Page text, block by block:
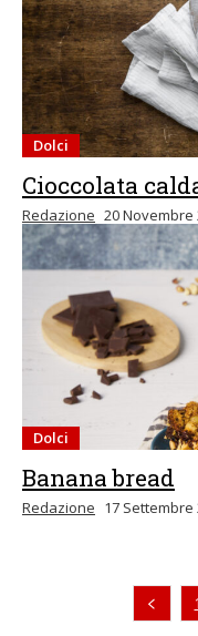
Dolci
Cioccolata
Redazione 20 Novembre
Dolci
Banana bread
Redazione 17 Settembre
1